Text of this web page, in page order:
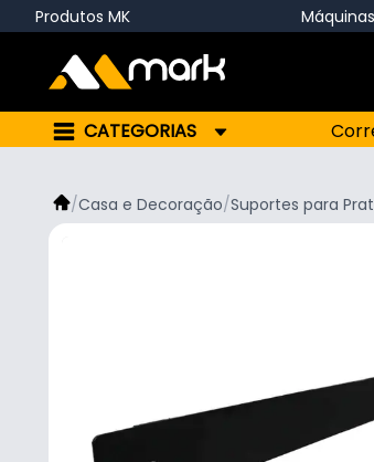
Produtos MK
CATEGORIAS
/Casa e Decoração/Suportes para